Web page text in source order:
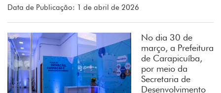
Data de Publicação: 1 de abril de 2026
No dia 30 de
março, a Prefeitura
de Carapicuíba,
por meio da
Secretaria de
Desenvolvimento